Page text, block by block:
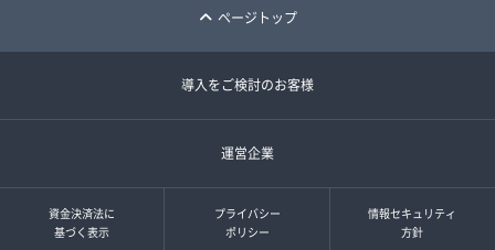
ページトップ
導入をご検討のお客様
運営企業
資金決済法に
基づく表示
プライバシー
ポリシー
情報セキュリティ
方針